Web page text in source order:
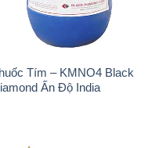
Tím – KMNO4 Black
Ấn Độ India